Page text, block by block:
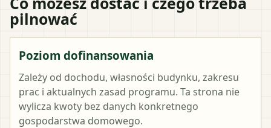
pilnować
Poziom dofinansowania
Zależy od dochodu, własności budynku, zakresu
prac i aktualnych zasad programu. Ta strona nie
wylicza kwoty bez danych konkretnego
gospodarstwa domowego.